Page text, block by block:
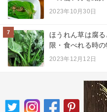
2023年10月30日
7
ほうれん草は腐
限・食べれる時の
2023年12月12日